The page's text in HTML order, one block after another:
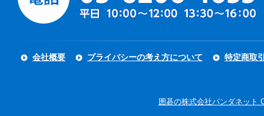
会社概要 プライバシーの考え方について 特定商取
囲碁の株式会社パンダネット